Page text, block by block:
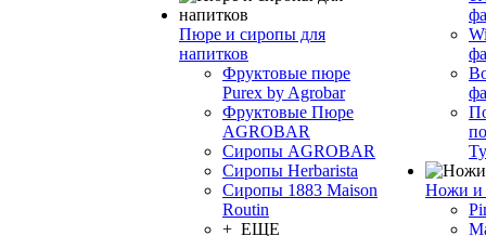
Пюре и сиропы для
напитков
Фруктовые пюре
Purex by Agrobar
Фруктовые Пюре
AGROBAR
Сиропы AGROBAR
Сиропы Herbarista
Сиропы 1883 Maison
Routin
+ ЕЩЕ
Ножи и